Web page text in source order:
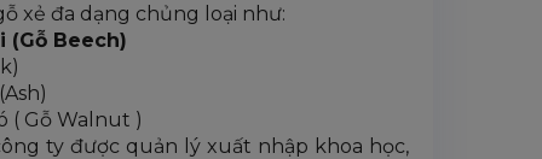
xẻ đa dạng chủng loại như:
(Gỗ Beech)
( Gỗ Walnut )
ty được quản lý xuất nhập khoa học,